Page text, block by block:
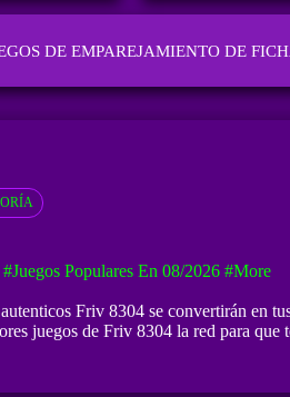
DE EMPAREJAMIENTO DE
#Juegos Populares En 08/2026 #more
Friv 8304 se convertirán en
juegos de Friv 8304 la red para que